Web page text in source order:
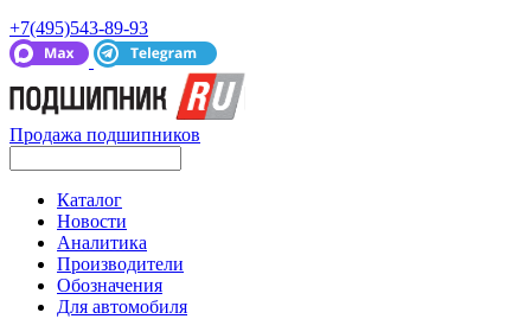
+7(495)543-89-93
Продажа подшипников
Каталог
Новости
Аналитика
Производители
Обозначения
Для автомобиля